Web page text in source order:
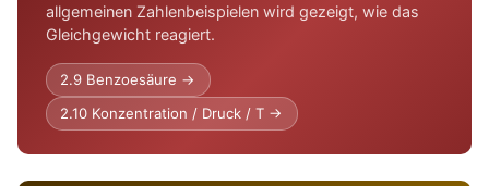
allgemeinen Zahlenbeispielen wird gezeigt, wie das
Gleichgewicht reagiert.
2.9 Benzoesäure →
2.10 Konzentration / Druck / T →